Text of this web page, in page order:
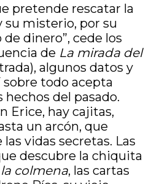
pretende rescatar la
su misterio, por su
dinero”, cede los
de La mirada del
algunos datos y
sobre todo acepta
del pasado.
Erice, hay cajitas,
un arcón, que
vidas secretas. Las
descubre la chiquita
colmena, las cartas